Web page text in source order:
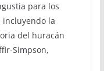
para los
la
del huracán
Simpson,